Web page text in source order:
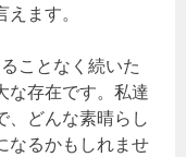
えます。
ことなく続いた
な存在です。私達
、どんな素晴らし
なるかもしれませ